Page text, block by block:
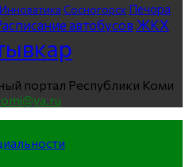
Инноватика Сосногорск Печора
автобусов ЖКХ
портал Республики Коми